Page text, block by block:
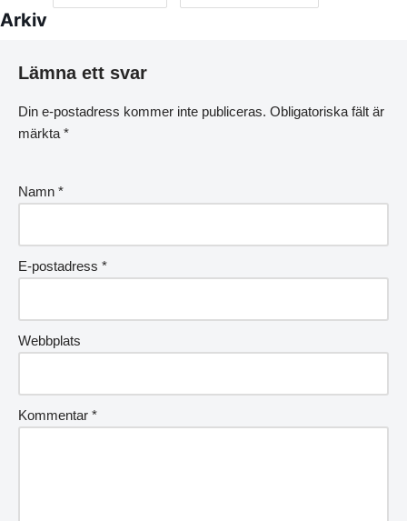
Arkiv
Lämna ett svar
Din e-postadress kommer inte publiceras. Obligatoriska fält är
märkta *
Namn *
E-postadress *
Webbplats
Kommentar *